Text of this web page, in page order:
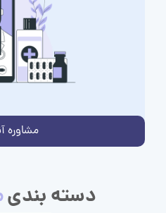
مشاوره
دسته بندی